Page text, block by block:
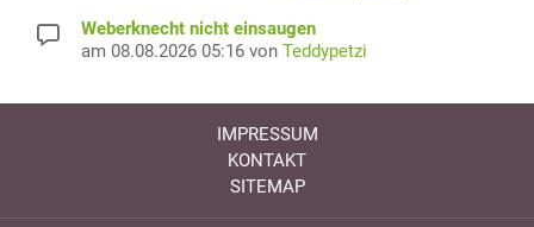
Weberknecht nicht einsaugen
am 08.08.2026 05:16 von Teddypetzi
IMPRESSUM
KONTAKT
SITEMAP